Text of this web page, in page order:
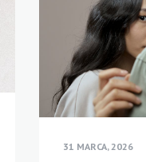
31 MARCA, 2026